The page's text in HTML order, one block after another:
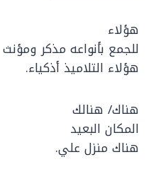
هؤلاء
للجمع بأنواعه مذكر ومؤنث
هؤلاء التلاميذ أذكياء.
هناك/ هنالك
المكان البعيد
هناك منزل علي.